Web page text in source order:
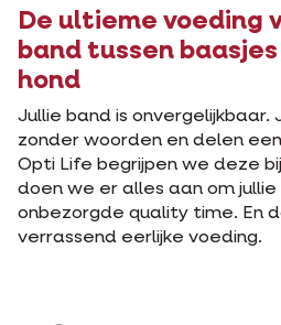
De ultieme voeding
band tussen
hond
Jullie band is onvergelijkbaar.
zonder woorden en delen
Opti Life begrijpen we deze
doen we er alles aan om
onbezorgde quality time. En
verrassend eerlijke voeding.